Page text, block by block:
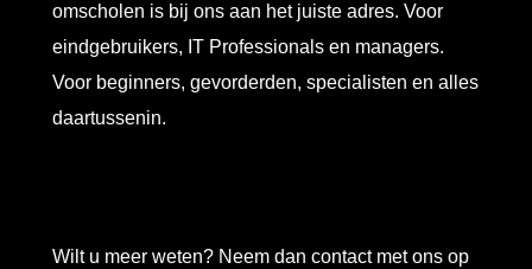
Wilt u meer weten? Neem dan contact met ons op
omscholen is bij ons aan het juiste adres. Voor
eindgebruikers, IT Professionals en managers.
Voor beginners, gevorderden, specialisten en alles
daartussenin.